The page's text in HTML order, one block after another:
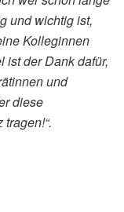
und wichtig ist,
Kolleginnen
ist der Dank dafür,
und
diese